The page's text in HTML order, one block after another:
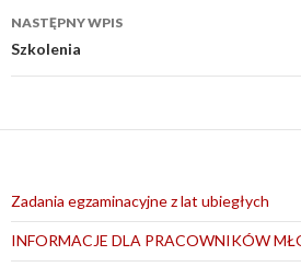
NASTĘPNY WPIS
Szkolenia
Zadania egzaminacyjne z lat ubiegłych
INFORMACJE DLA PRACOWNIKÓW